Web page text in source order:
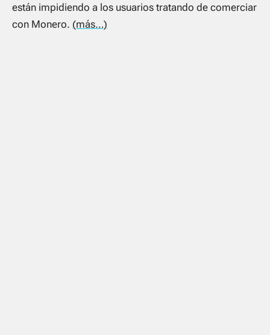
están impidiendo a los usuarios tratando de comerciar
con Monero. (más…)